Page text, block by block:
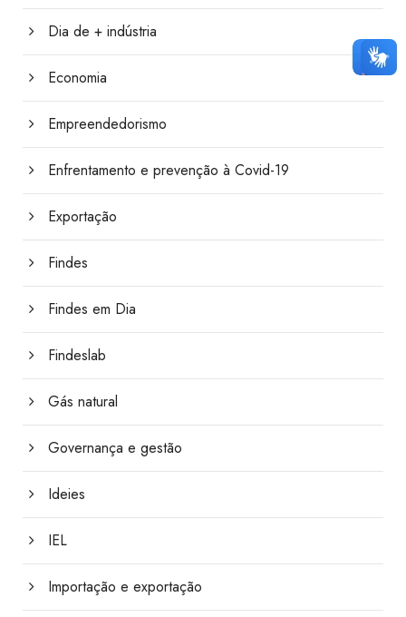
Dia de + indústria
Economia
Empreendedorismo
Enfrentamento e prevenção à Covid-19
Exportação
Findes
Findes em Dia
Findeslab
Gás natural
Governança e gestão
Ideies
IEL
Importação e exportação